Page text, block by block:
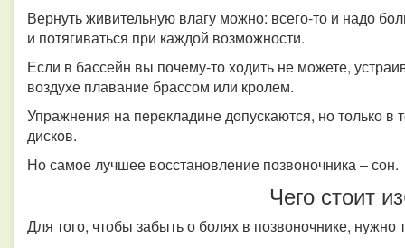
Вернуть живительную влагу можно: всего-то и надо
и потягиваться при каждой возможности.
Если в бассейн вы почему-то ходить не можете,
воздухе плавание брассом или кролем.
Упражнения на перекладине допускаются, но только
дисков.
Но самое лучшее восстановление позвоночника – сон.
Чего стоит
Для того, чтобы забыть о болях в позвоночнике,